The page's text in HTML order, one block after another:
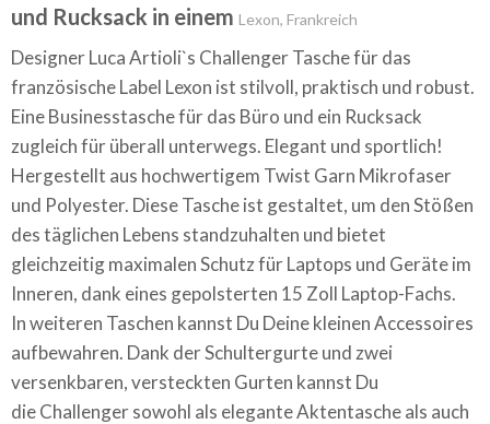
und Rucksack in einem Lexon, Frankreich
Designer Luca Artioli`s Challenger Tasche für das
französische Label Lexon ist stilvoll, praktisch und robust.
Eine Businesstasche für das Büro und ein Rucksack
zugleich für überall unterwegs. Elegant und sportlich!
Hergestellt aus hochwertigem Twist Garn Mikrofaser
und Polyester. Diese Tasche ist gestaltet, um den Stößen
des täglichen Lebens standzuhalten und bietet
gleichzeitig maximalen Schutz für Laptops und Geräte im
Inneren, dank eines gepolsterten 15 Zoll Laptop-Fachs.
Inweiteren Taschen kannst Du Deine kleinen Accessoires
aufbewahren. Dank der Schultergurte und zwei
versenkbaren, versteckten Gurten kannst Du
die Challenger sowohl als elegante Aktentasche als auch